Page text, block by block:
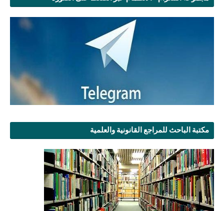
مكتبة الباحث للمراجع القانونية والعلمية